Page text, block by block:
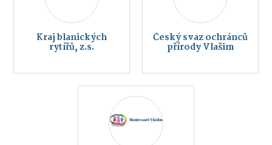
Kraj blanických
rytířů, z.s.
Český svaz ochránců
přírody Vlašim